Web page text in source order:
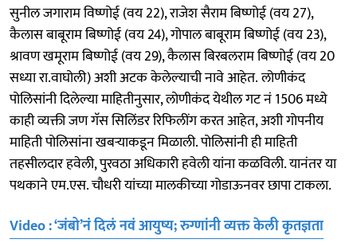
सुनील जगाराम विष्णोई (वय 22), राजेश सैराम बिष्णोई (वय 27),
कैलास बाबूराम बिष्णोई (वय 24), गोपाल बाबूराम बिष्णोई (वय 23),
श्रावण खमूराम बिष्णोई (वय 29), कैलास बिरबलराम बिष्णोई (वय 20
सध्या रा.वाघोली) अशी अटक केलेल्याची नावे आहेत. लोणीकंद
पोलिसांनी दिलेल्या माहितीनुसार, लोणीकंद येथील गट नं 1506 मध्ये
काही व्यक्ती जण गॅस सिलिंडर रिफिलींग करत आहेत, अशी गोपनीय
माहिती पोलिसांना खबऱ्याकडून मिळाली. पोलिसांनी ही माहिती
तहसीलदार हवेली, पुरवठा अधिकारी हवेली यांना कळविली. यानंतर या
पथकाने एम.एस. चौधरी यांच्या मालकीच्या गोडाऊनवर छापा टाकला.
Video : ‘जंबो’नं दिलं नवं आयुष्य; रुग्णांनी व्यक्त केली कृतज्ञता